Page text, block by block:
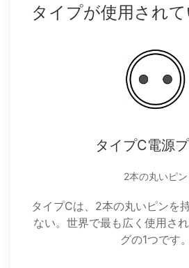
タイプが使用され
タイプC電源
2本の丸いピン
タイプCは、2本の丸いピンを
ない。世界で最も広く使用さ
グの1つです。